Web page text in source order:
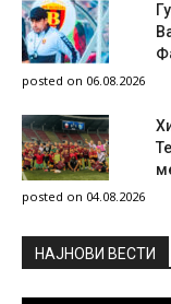
posted on 06.08.2026
posted on 04.08.2026
НAЈНОВИ ВЕСТИ